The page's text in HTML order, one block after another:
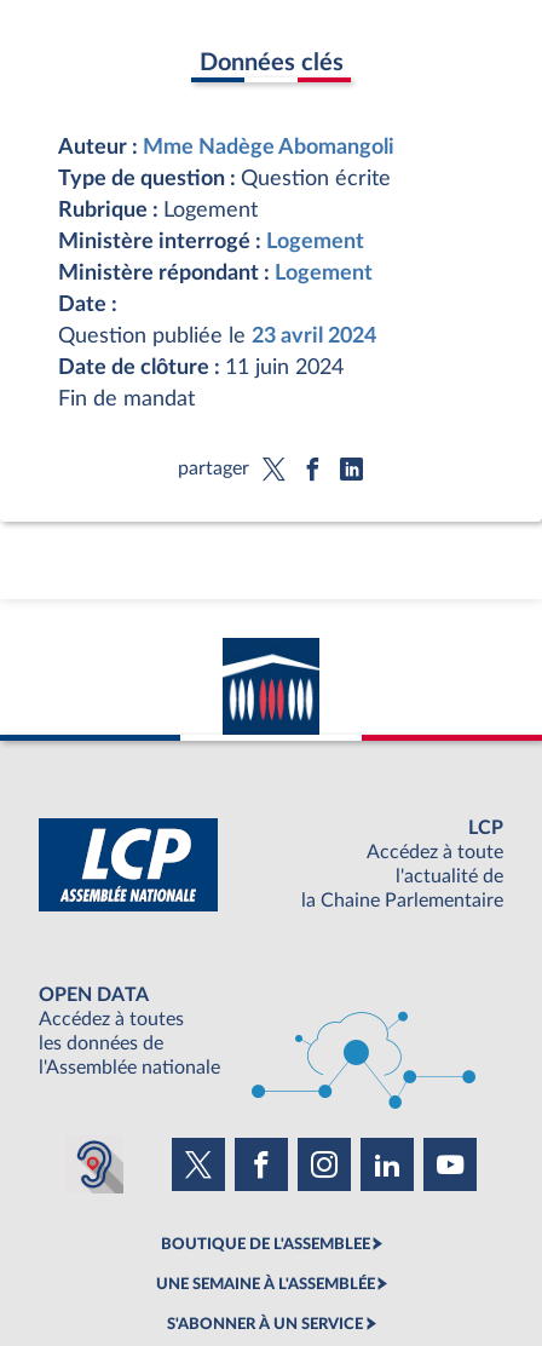
Données clés
Auteur : Mme Nadège Abomangoli
Type de question : Question écrite
Rubrique : Logement
Ministère interrogé : Logement
Ministère répondant : Logement
Date :
Question publiée le 23 avril 2024
Date de clôture : 11 juin 2024
Fin de mandat
partager
LCP
Accédez à toute
l'actualité de
la Chaine Parlementaire
OPEN DATA
Accédez à toutes
les données de
l'Assemblée nationale
BOUTIQUE DE L'ASSEMBLEE
UNE SEMAINE À L'ASSEMBLÉE
S'ABONNER À UN SERVICE